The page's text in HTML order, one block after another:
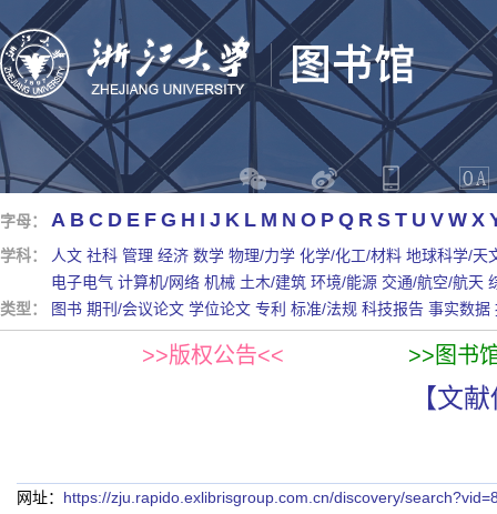
字母： A B C D E F G H I J K L M N O P Q R S T U V W X
学科： 人文 社科 管理 经济 数学 物理/力学 化学/化工/材料 地球科学/天
电子电气 计算机/网络 机械 土木/建筑 环境/能源 交通/航空/航天
类型：
图书 期刊/会议论文 学位论文 专利 标准/法规 科技报告 事实数据
>>版权公告<< >>图书
【文
网址： https://zju.rapido.exlibrisgroup.com.cn/discovery/